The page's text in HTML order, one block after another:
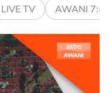
LIVE TV AWANI